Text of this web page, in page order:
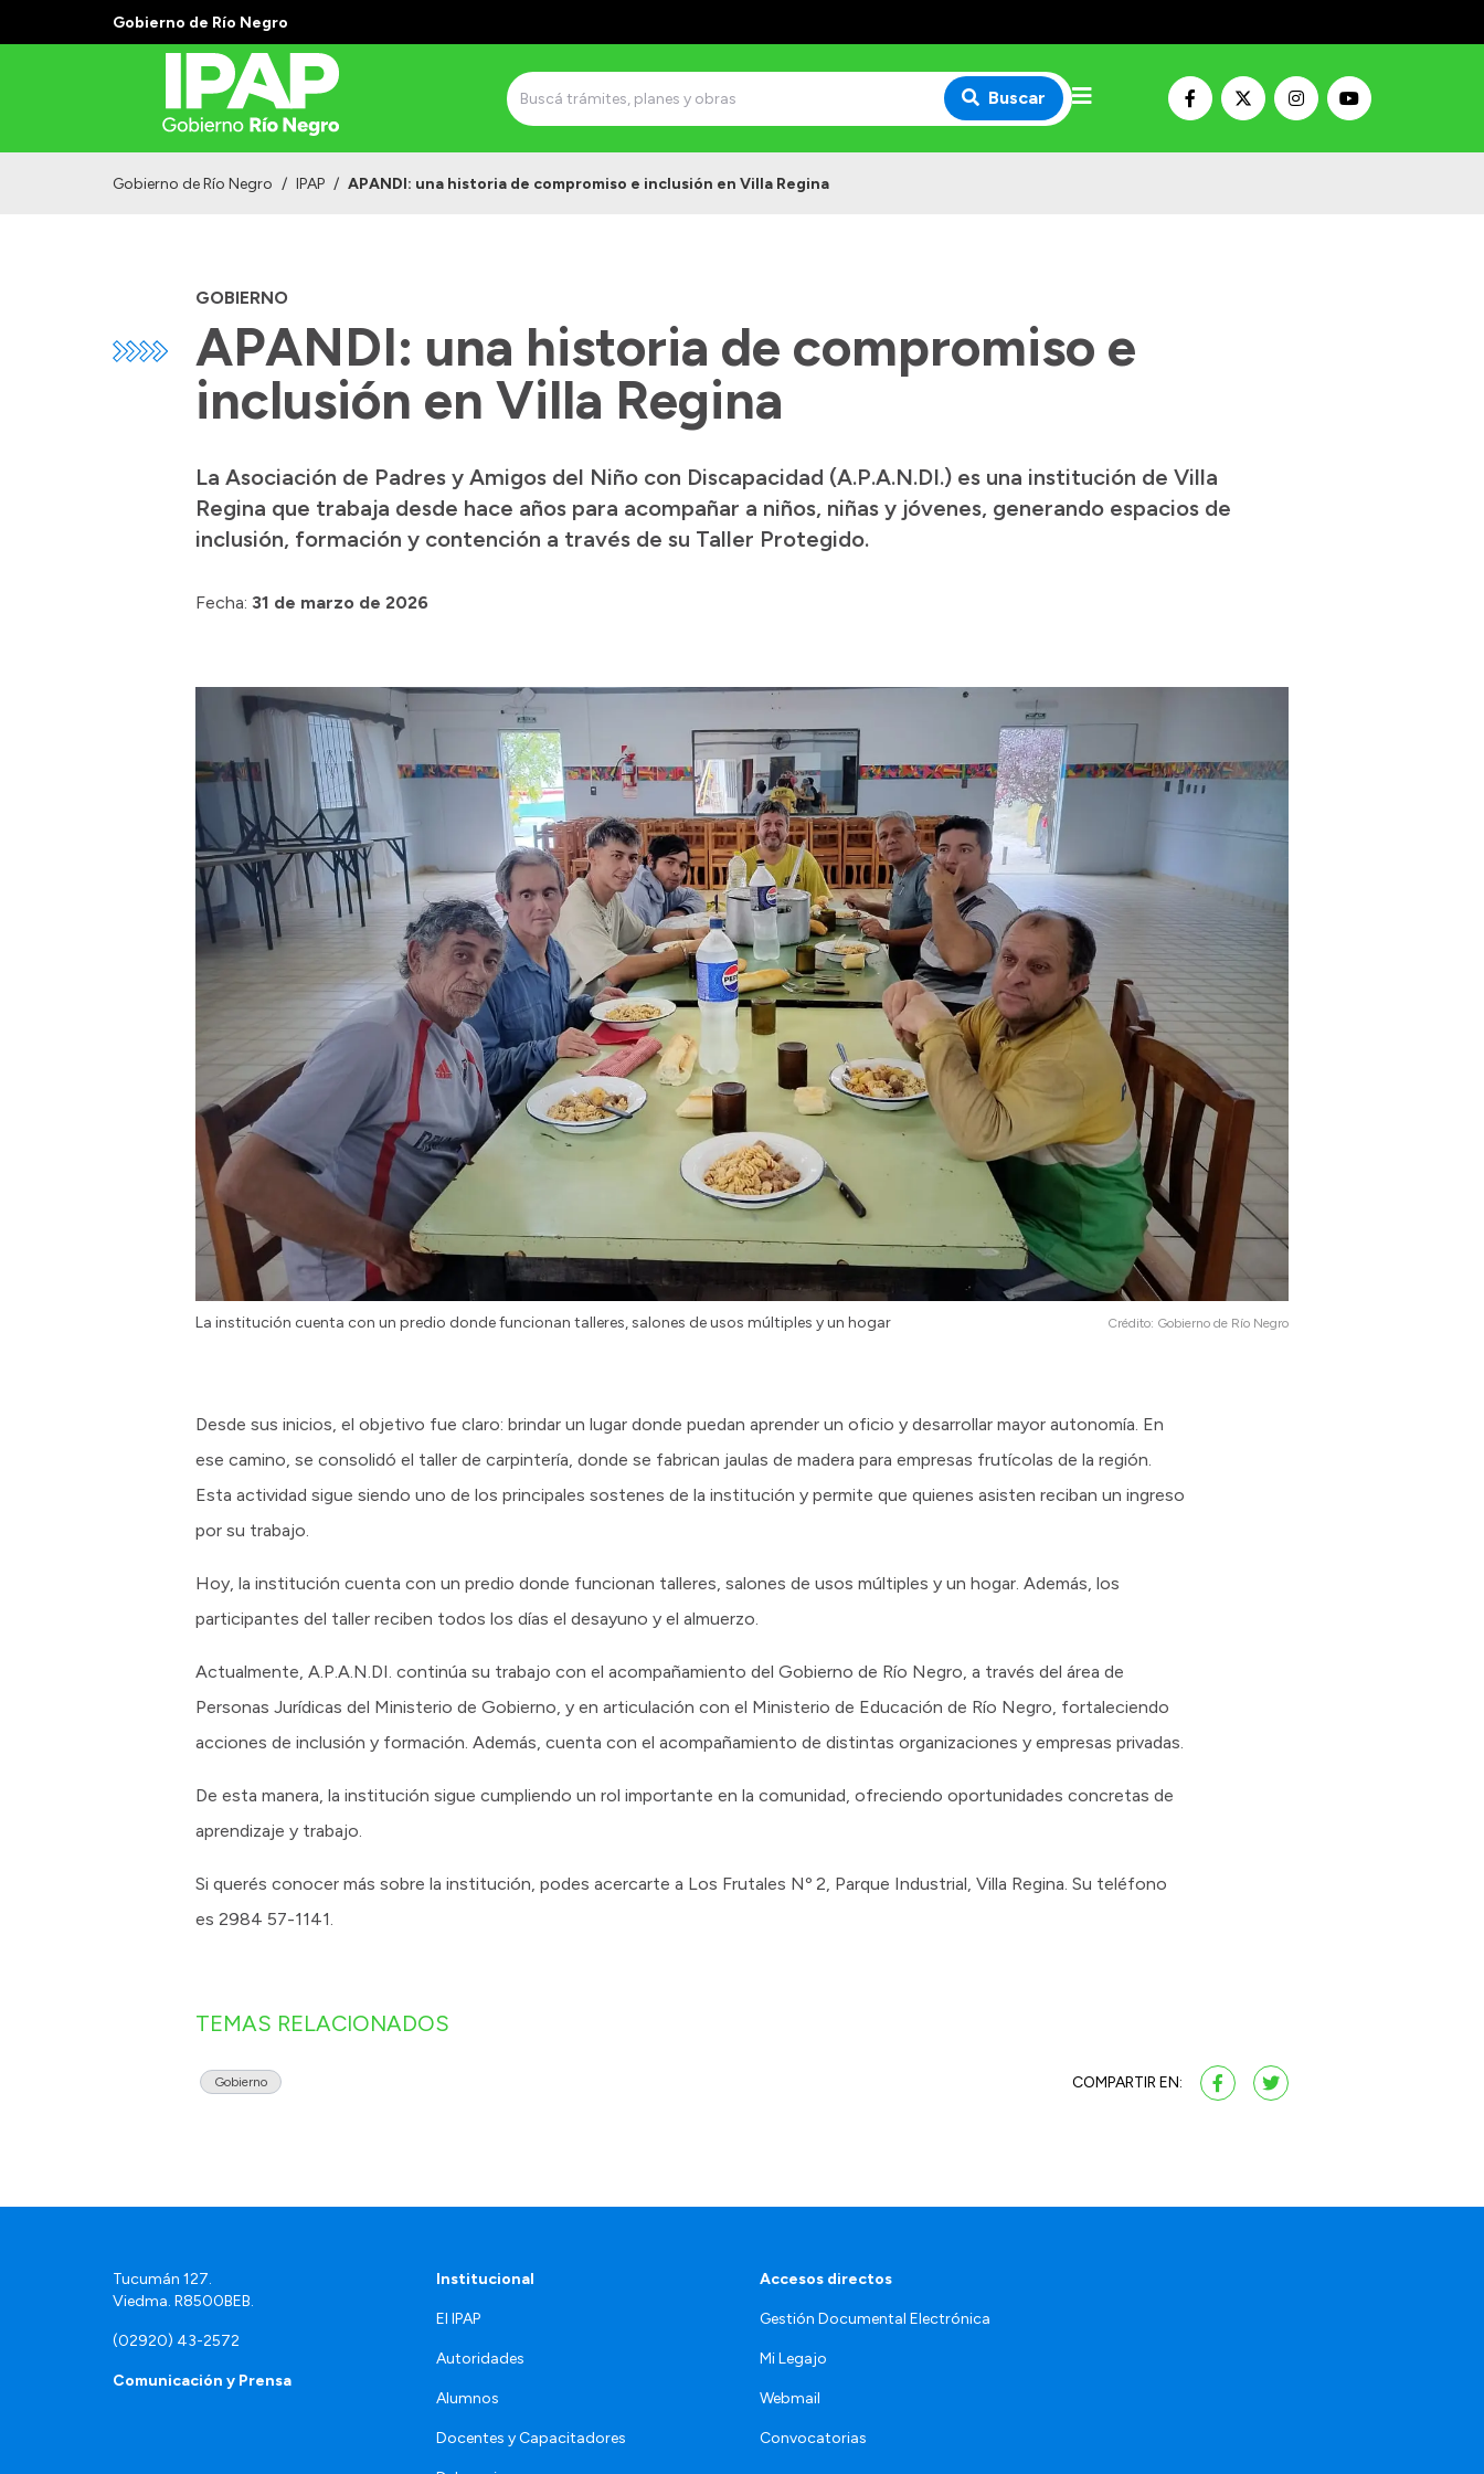
Gobierno de Río Negro
Buscar
Gobierno de Río Negro / IPAP / APANDI: una historia de compromiso e inclusión en Villa Regina
GOBIERNO
APANDI: una historia de compromiso e
inclusión en Villa Regina
La Asociación de Padres y Amigos del Niño con Discapacidad (A.P.A.N.DI.) es una institución de Villa
Regina que trabaja desde hace años para acompañar a niños, niñas y jóvenes, generando espacios de
inclusión, formación y contención a través de su Taller Protegido.
Fecha: 31 de marzo de 2026
La institución cuenta con un predio donde funcionan talleres, salones de usos múltiples y un hogar Crédito: Gobierno de Río Negro
Desde sus inicios, el objetivo fue claro: brindar un lugar donde puedan aprender un oficio y desarrollar mayor autonomía. En
ese camino, se consolidó el taller de carpintería, donde se fabrican jaulas de madera para empresas frutícolas de la región.
Esta actividad sigue siendo uno de los principales sostenes de la institución y permite que quienes asisten reciban un ingreso
por su trabajo.
Hoy, la institución cuenta con un predio donde funcionan talleres, salones de usos múltiples y un hogar. Además, los
participantes del taller reciben todos los días el desayuno y el almuerzo.
Actualmente, A.P.A.N.DI. continúa su trabajo con el acompañamiento del Gobierno de Río Negro, a través del área de
Personas Jurídicas del Ministerio de Gobierno, y en articulación con el Ministerio de Educación de Río Negro, fortaleciendo
acciones de inclusión y formación. Además, cuenta con el acompañamiento de distintas organizaciones y empresas privadas.
De esta manera, la institución sigue cumpliendo un rol importante en la comunidad, ofreciendo oportunidades concretas de
aprendizaje y trabajo.
Si querés conocer más sobre la institución, podes acercarte a Los Frutales Nº 2, Parque Industrial, Villa Regina. Su teléfono
es 2984 57-1141.
TEMAS RELACIONADOS
Gobierno COMPARTIR EN:
Tucumán 127.
Viedma. R8500BEB.
(02920) 43-2572
Comunicación y Prensa
Institucional
El IPAP
Autoridades
Alumnos
Docentes y Capacitadores
Accesos directos
Gestión Documental Electrónica
Mi Legajo
Webmail
Convocatorias